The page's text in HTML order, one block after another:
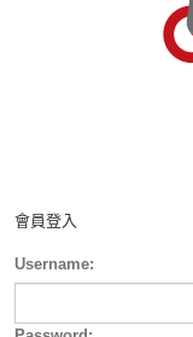
會員登入
Username: